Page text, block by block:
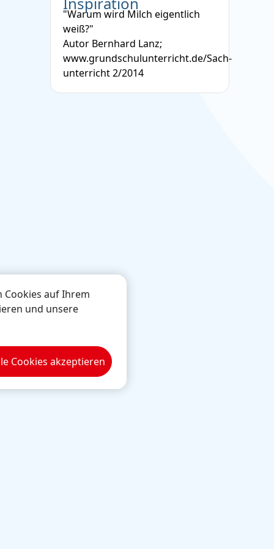
"Warum wird Milch eigentlich
weiß?"
Autor Bernhard Lanz;
www.grundschulunterricht.de/Sach-
unterricht 2/2014
Cookies auf Ihrem
und unsere
Cookies akzeptieren